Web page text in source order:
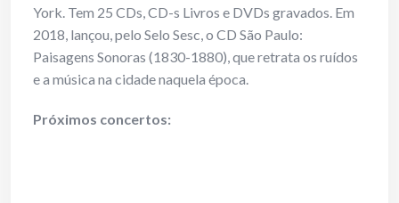
York. Tem 25 CDs, CD-s Livros e DVDs gravados. Em
2018, lançou, pelo Selo Sesc, o CD São Paulo:
Paisagens Sonoras (1830-1880), que retrata os ruídos
e a música na cidade naquela época.
Próximos concertos: